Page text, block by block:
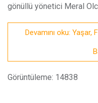
gönüllü yönetici Meral
Devamını oku:
Görüntüleme: 14838